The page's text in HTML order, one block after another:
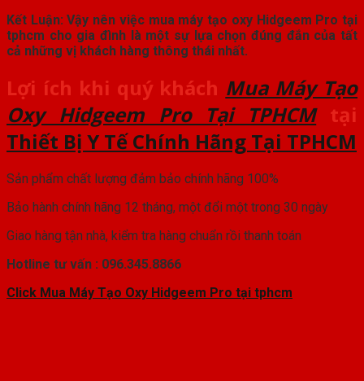
Kết Luận: Vậy nên việc mua máy tạo oxy Hidgeem Pro tại
tphcm cho gia đình là một sự lựa chọn đúng đắn của tất
cả những vị khách hàng thông thái nhất.
Lợi ích khi quý khách Mua Máy Tạo
Oxy Hidgeem Pro Tại TPHCM tại
Thiết Bị Y Tế Chính Hãng Tại TPHCM
Sản phẩm chất lượng đảm bảo chính hãng 100%
Bảo hành chính hãng 12 tháng, một đổi một trong 30 ngày
Giao hàng tận nhà, kiểm tra hàng chuẩn rồi thanh toán
Hotline tư vấn : 096.345.8866
Click Mua Máy Tạo Oxy Hidgeem Pro tại tphcm